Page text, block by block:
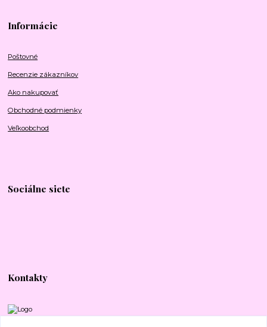
Informácie
Poštovné
Recenzie zákazníkov
Ako nakupovať
Obchodné podmienky
Veľkoobchod
Sociálne siete
Kontakty